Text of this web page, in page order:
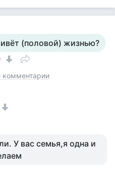
(половой) жизнью?
комментарии
У вас семья,я одна и